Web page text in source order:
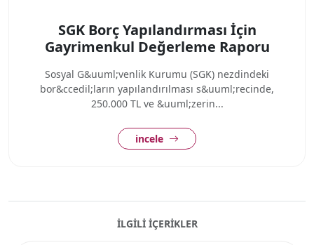
SGK Borç Yapılandırması İçin
Gayrimenkul Değerleme Raporu
Sosyal G&uuml;venlik Kurumu (SGK) nezdindeki
bor&ccedil;ların yapılandırılması s&uuml;recinde,
250.000 TL ve &uuml;zerin...
incele
İLGILI İÇERIKLER